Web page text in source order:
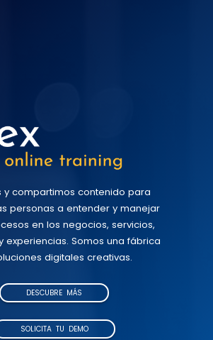
y compartimos contenido para
personas a entender y manejar
en los negocios, servicios,
experiencias. Somos una fábrica
digitales creativas.
DESCUBRE MÁS
SOLICITA TU DEMO